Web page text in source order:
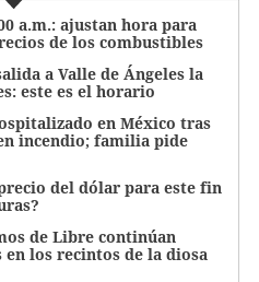
a.m.: ajustan hora para
de los combustibles
a Valle de Ángeles la
este es el horario
en México tras
incendio; familia pide
del dólar para este fin
de Libre continúan
los recintos de la diosa